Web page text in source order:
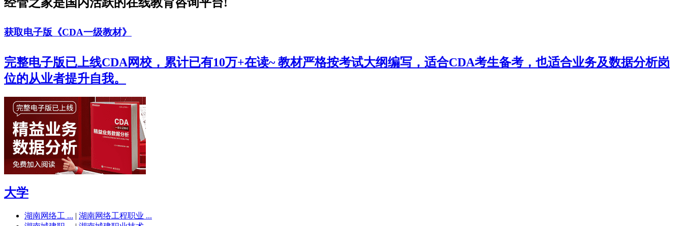
经管之家是国内活跃的在线教育咨询平台!
获取电子版《CDA一级教材》
完整电子版已上线CDA网校，累计已有10万+在读~ 教材严格按考试大纲编写，适合CDA考生备考，也适合业务及数据分析岗
位的从业者提升自我。
大学
湖南网络工 ... | 湖南网络工程职业 ...